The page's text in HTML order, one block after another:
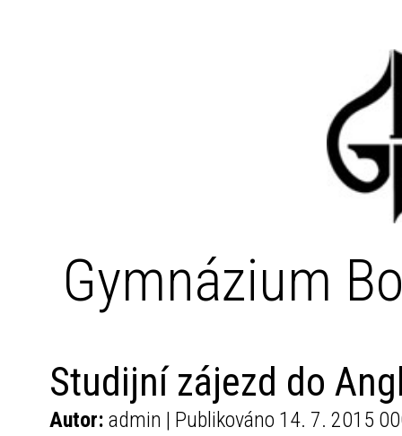
Gymnázium
Studijní zájezd do
Autor: admin | Publikováno 14. 7. 2015